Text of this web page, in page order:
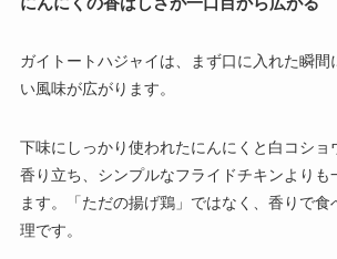
ガイトートハジャイは、まず口に入れた瞬間
い風味が広がります。
下味にしっかり使われたにんにくと白コショ
香り立ち、シンプルなフライドチキンよりも
ます。「ただの揚げ鶏」ではなく、香りで食
理です。